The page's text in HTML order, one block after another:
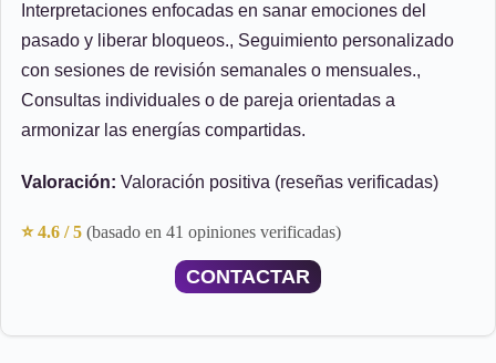
Interpretaciones enfocadas en sanar emociones del
pasado y liberar bloqueos., Seguimiento personalizado
con sesiones de revisión semanales o mensuales.,
Consultas individuales o de pareja orientadas a
armonizar las energías compartidas.
Valoración: Valoración positiva (reseñas verificadas)
⭐ 4.6 / 5 (basado en 41 opiniones verificadas)
CONTACTAR